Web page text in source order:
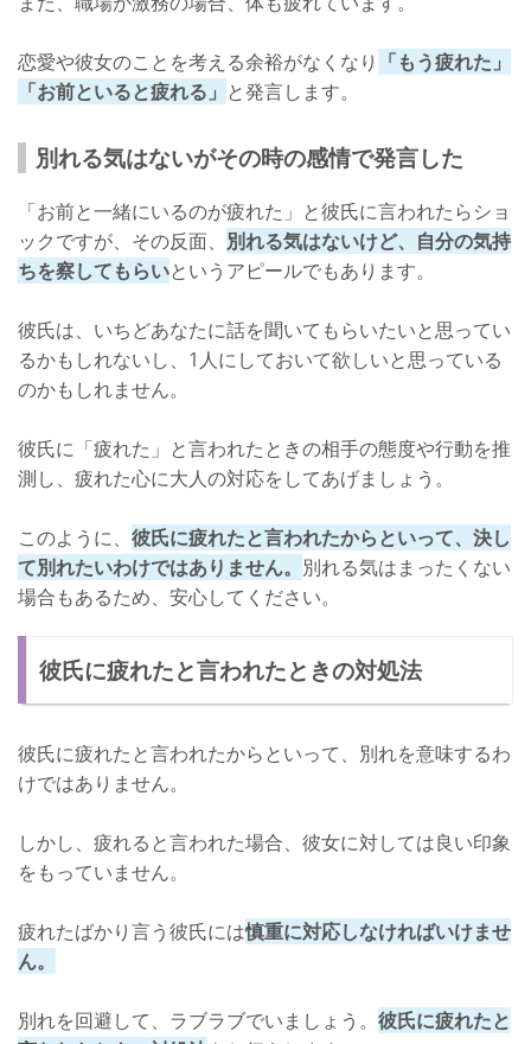
恋愛や彼女のことを考える余裕がなくなり 「もう疲れた」
「お前といると疲れる」 と発言します。
別れる気はないがその時の感情で発言した
「お前と一緒にいるのが疲れた」と彼氏に言われたらショ
ックですが、その反面、 別れる気はないけど、自分の気持
ちを察してもらいというアピールでもあります。
彼氏は、いちどあなたに話を聞いてもらいたいと思ってい
るかもしれないし、1人にしておいて欲しいと思っている
のかもしれません。
彼氏に「疲れた」と言われたときの相手の態度や行動を推
測し、疲れた心に大人の対応をしてあげましょう。
このように、 彼氏に疲れたと言われたからといって、決し
て別れたいわけではありません。 別れる気はまったくない
場合もあるため、安心してください。
彼氏に疲れたと言われたときの対処法
彼氏に疲れたと言われたからといって、別れを意味するわ
けではありません。
しかし、疲れると言われた場合、彼女に対しては良い印象
をもっていません。
疲れたばかり言う彼氏には慎重に対応しなければいけませ
ん。
別れを回避して、ラブラブでいましょう。 彼氏に疲れたと